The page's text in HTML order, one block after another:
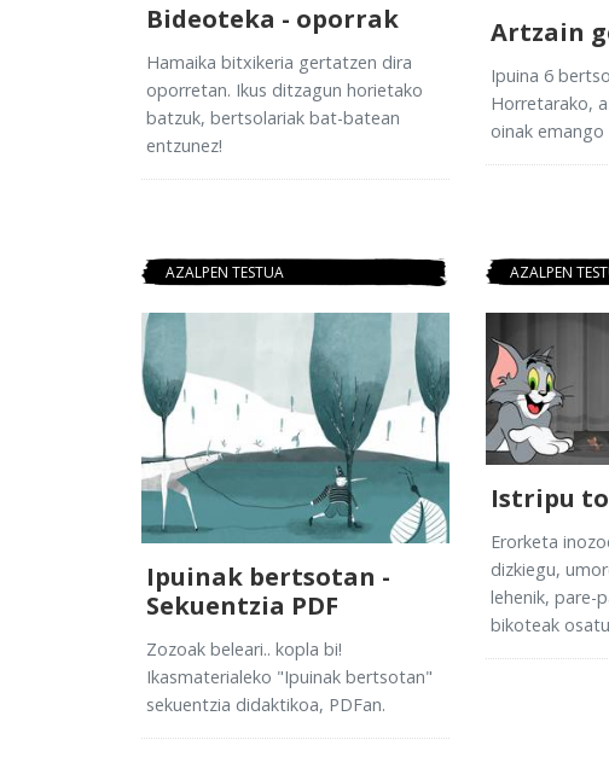
Bideoteka - oporrak
Hamaika bitxikeria gertatzen dira
oporretan. Ikus ditzagun horietako
batzuk, bertsolariak bat-batean
entzunez!
Artzain
Ipuina 6
Horretarako,
oinak emango
AZALPEN TESTUA
Ipuinak bertsotan -
Sekuentzia PDF
Zozoak beleari.. kopla bi!
Ikasmaterialeko "Ipuinak bertsotan"
sekuentzia didaktikoa, PDFan.
AZALPEN
Istripu
Erorketa
dizkiegu,
lehenik, pare-
bikoteak